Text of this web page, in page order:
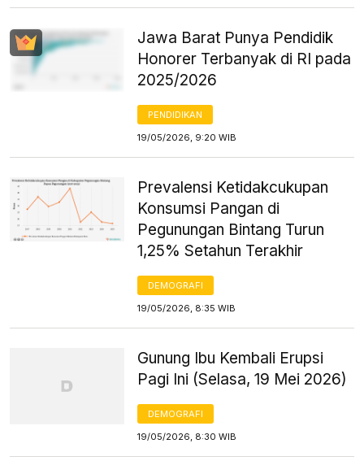
Jawa Barat Punya Pendidik
Honorer Terbanyak di RI pada
2025/2026
PENDIDIKAN
19/05/2026, 9:20 WIB
Prevalensi Ketidakcukupan
Konsumsi Pangan di
Pegunungan Bintang Turun
1,25% Setahun Terakhir
DEMOGRAFI
19/05/2026, 8:35 WIB
Gunung Ibu Kembali Erupsi
Pagi Ini (Selasa, 19 Mei 2026)
DEMOGRAFI
19/05/2026, 8:30 WIB